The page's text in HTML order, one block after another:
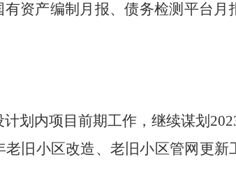
有资产编制月报、债务检测平台
计划内项目前期工作，继续谋划
老旧小区改造、老旧小区管网更新